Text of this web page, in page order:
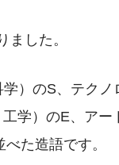
した。
）のS、テクノ
学）のE、アー
た造語です。